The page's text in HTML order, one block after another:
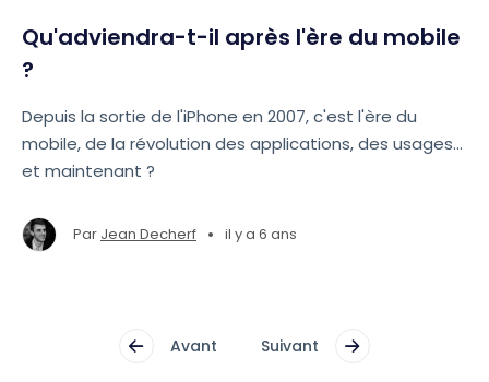
Qu'adviendra-t-il après l'ère du mobile
?
Depuis la sortie de l'iPhone en 2007, c'est l'ère du
mobile, de la révolution des applications, des usages...
et maintenant ?
Par Jean Decherf • il y a 6 ans
Avant Suivant